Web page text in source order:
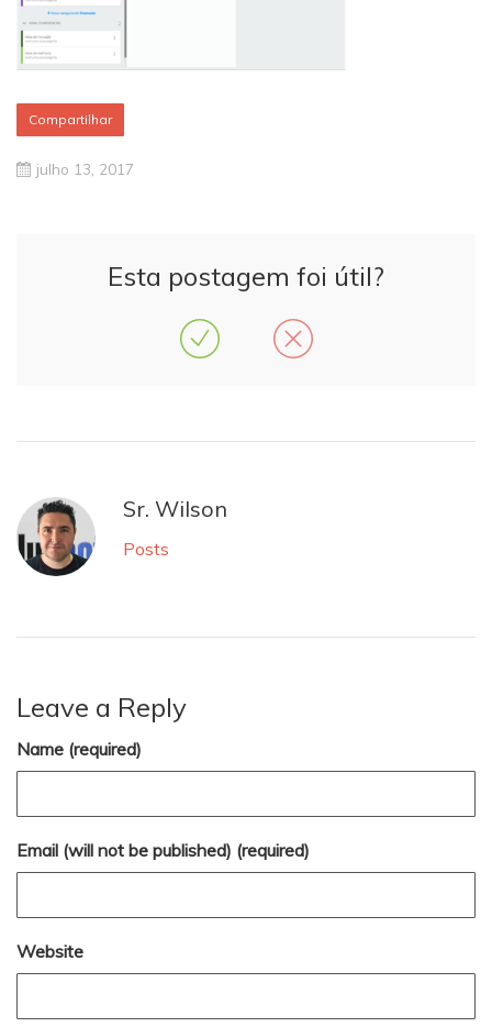
Compartilhar
julho 13, 2017
Esta postagem foi útil?
Sr. Wilson
Posts
Leave a Reply
Name (required)
Email (will not be published) (required)
Website